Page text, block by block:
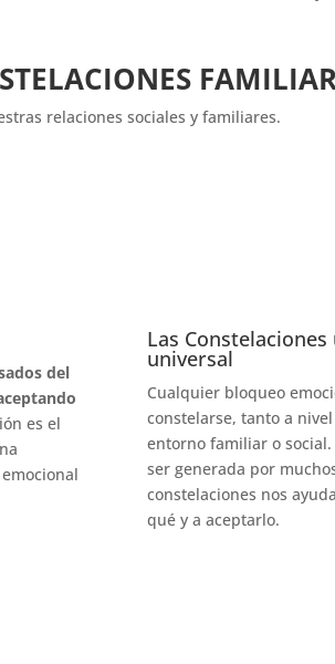
relaciones sociales y familiares.
del
es el
Las
universal
Cualquier bloqueo
constelarse, tanto a
entorno familiar o
ser generada por
constelaciones nos
qué y a aceptarlo.